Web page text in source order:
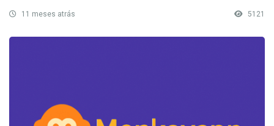
11 meses atrás 5121